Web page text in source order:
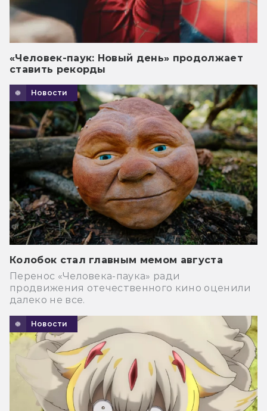
«Человек-паук: Новый день» продолжает
ставить рекорды
Новости
Колобок стал главным мемом августа
Перенос «Человека-паука» ради
продвижения отечественного кино оценили
далеко не все.
Новости